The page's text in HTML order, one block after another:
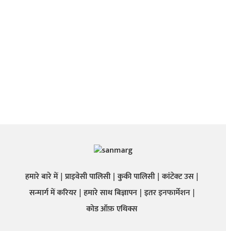
हमारे बारे में प्राइवेसी पालिसी कुकी पालिसी कांटेक्ट उस
सन्मार्ग में करियर हमारे साथ बिज्ञापन इतर इनफार्मेशन
कोड ऑफ़ एथिक्स